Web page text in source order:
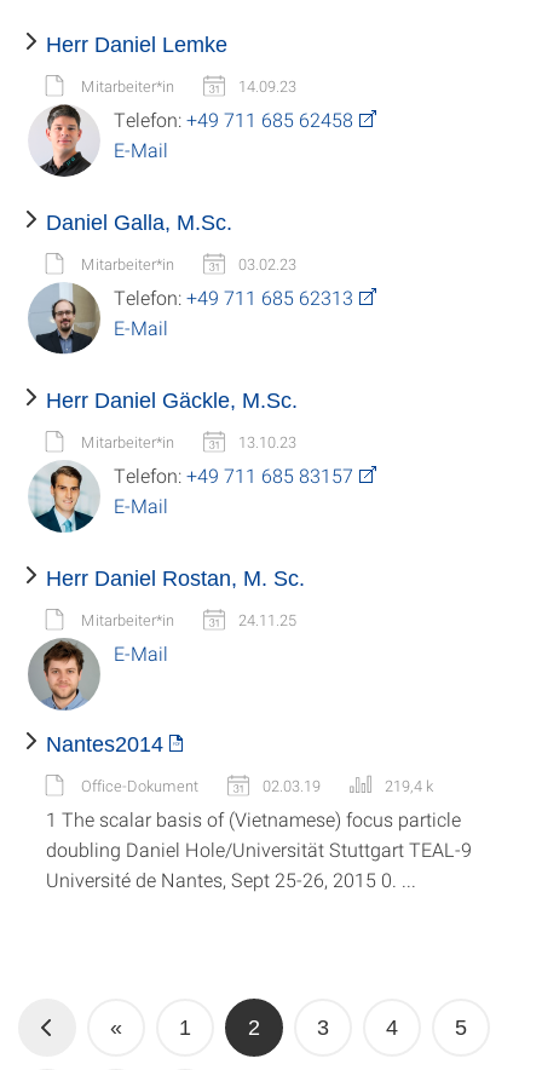
Herr Daniel Lemke
Mitarbeiter*in 14.09.23
Telefon:+49 711 685 62458
E-Mail
Daniel Galla, M.Sc.
Mitarbeiter*in 03.02.23
Telefon:+49 711 685 62313
E-Mail
Herr Daniel Gäckle, M.Sc.
Mitarbeiter*in 13.10.23
Telefon:+49 711 685 83157
E-Mail
Herr Daniel Rostan, M. Sc.
Mitarbeiter*in 24.11.25
E-Mail
Nantes2014
Office-Dokument 02.03.19 219,4 k
1 The scalar basis of (Vietnamese) focus particle
doubling Daniel Hole/Universität Stuttgart TEAL-9
Université de Nantes, Sept 25-26, 2015 0. ...
« 1 2 3 4 5